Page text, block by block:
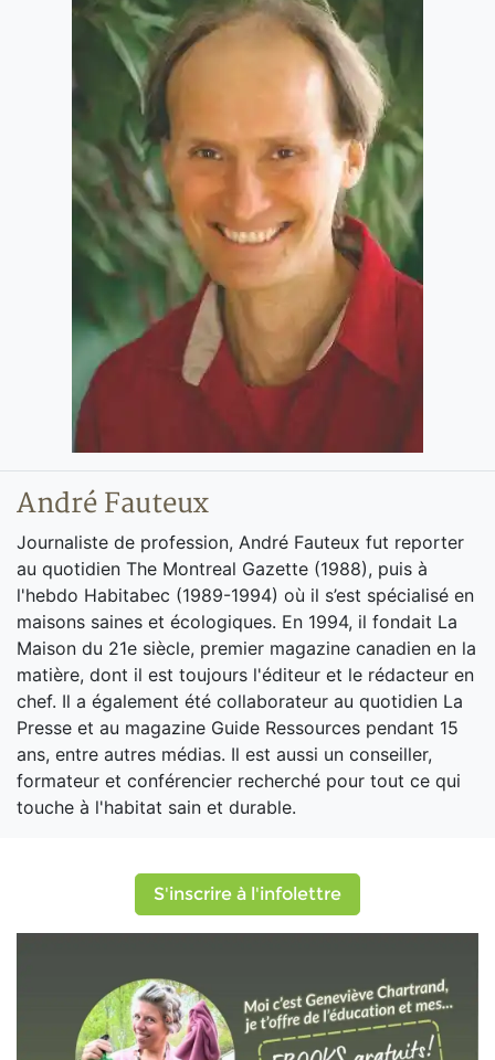
André Fauteux
Journaliste de profession, André Fauteux fut reporter
au quotidien The Montreal Gazette (1988), puis à
l'hebdo Habitabec (1989-1994) où il s’est spécialisé en
maisons saines et écologiques. En 1994, il fondait La
Maison du 21e siècle, premier magazine canadien en la
matière, dont il est toujours l'éditeur et le rédacteur en
chef. Il a également été collaborateur au quotidien La
Presse et au magazine Guide Ressources pendant 15
ans, entre autres médias. Il est aussi un conseiller,
formateur et conférencier recherché pour tout ce qui
touche à l'habitat sain et durable.
S'inscrire à l'infolettre